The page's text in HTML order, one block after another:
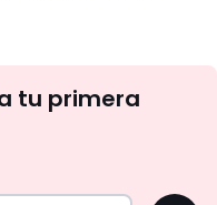
tu primera